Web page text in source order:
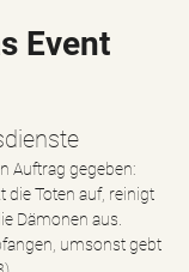
Event
Auftrag gegeben:
die Toten auf, reinigt
Dämonen aus.
umsonst gebt